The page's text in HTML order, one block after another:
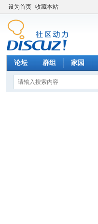
设为首页 收藏本站
论坛 群组 家园